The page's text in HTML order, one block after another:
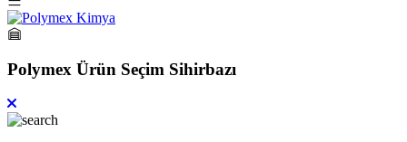
Polymex Ürün Seçim Sihirbazı